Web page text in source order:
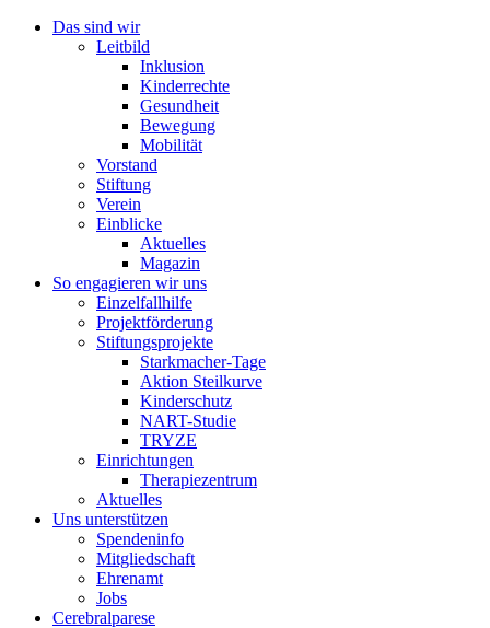
Skip
Das sind wir
Leitbild
Inklusion
Kinderrechte
Gesundheit
Bewegung
Mobilität
Vorstand
Stiftung
Verein
Einblicke
Aktuelles
Magazin
So engagieren wir uns
Einzelfallhilfe
Projektförderung
Stiftungsprojekte
Starkmacher-Tage
Aktion Steilkurve
Kinderschutz
NART-Studie
TRYZE
Einrichtungen
Therapiezentrum
Aktuelles
Uns unterstützen
Spendeninfo
Mitgliedschaft
Ehrenamt
Jobs
Cerebralparese